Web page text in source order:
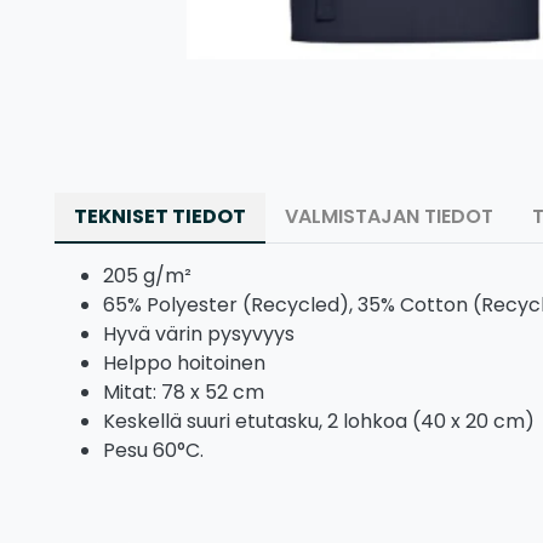
TEKNISET TIEDOT VALMISTAJAN TIEDOT
205 g/m²
65% Polyester (Recycled), 35% Cotton
Hyvä värin pysyvyys
Helppo hoitoinen
Mitat: 78 x 52 cm
Keskellä suuri etutasku, 2 lohkoa (40 x 20 cm)
Pesu 60°C.